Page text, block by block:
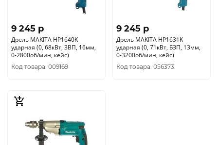
9 245 p
Дрель MAKITA HP1640K
ударная (0, 68кВт, ЗВП, 16мм,
0-2800об/мин, кейс)
Код товара: 009169
9 245 p
Дрель MAKITA HP1631K
ударная (0, 71кВт, БЗП, 13мм,
0-3200об/мин, кейс)
Код товара: 056373